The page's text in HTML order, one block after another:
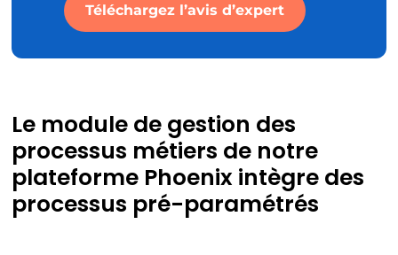
Téléchargez l’avis d’expert
Le module de gestion des
processus métiers de notre
plateforme Phoenix intègre des
processus pré-paramétrés